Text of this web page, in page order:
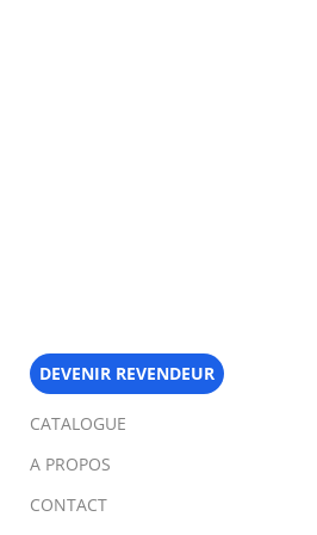
DEVENIR REVENDEUR
CATALOGUE
A PROPOS
CONTACT